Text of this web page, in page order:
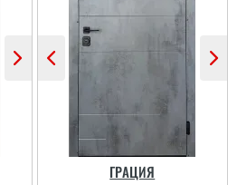
Ірина
Двері дуже
сподобались, дякую за
все від заміру до
установки.
ГРАЦИЯ